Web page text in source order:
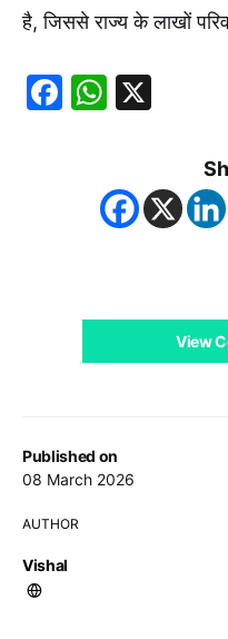
Published on
08 March 2026
AUTHOR
Vishal
है, जिससे राज्य के लाखों
Facebook
View